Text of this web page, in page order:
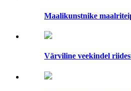
Maalikunstnike
Värviline veekindel